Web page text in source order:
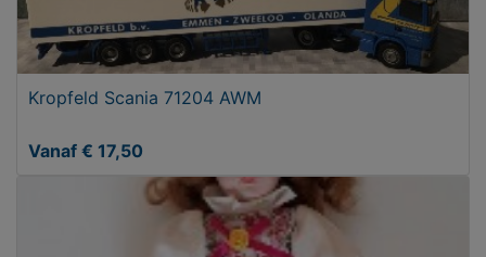
Kropfeld Scania 71204 AWM
Vanaf € 17,50